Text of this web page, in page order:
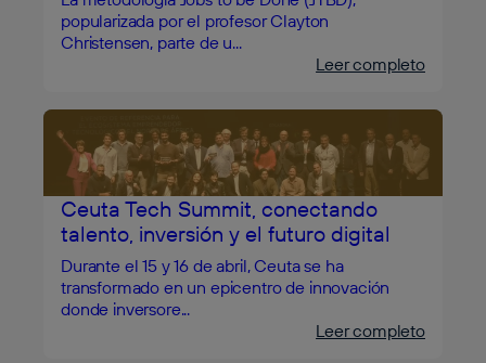
popularizada por el profesor Clayton
Christensen, parte de u...
Leer completo
Ceuta Tech Summit, conectando
talento, inversión y el futuro digital
Durante el 15 y 16 de abril, Ceuta se ha
transformado en un epicentro de innovación
donde inversore...
Leer completo